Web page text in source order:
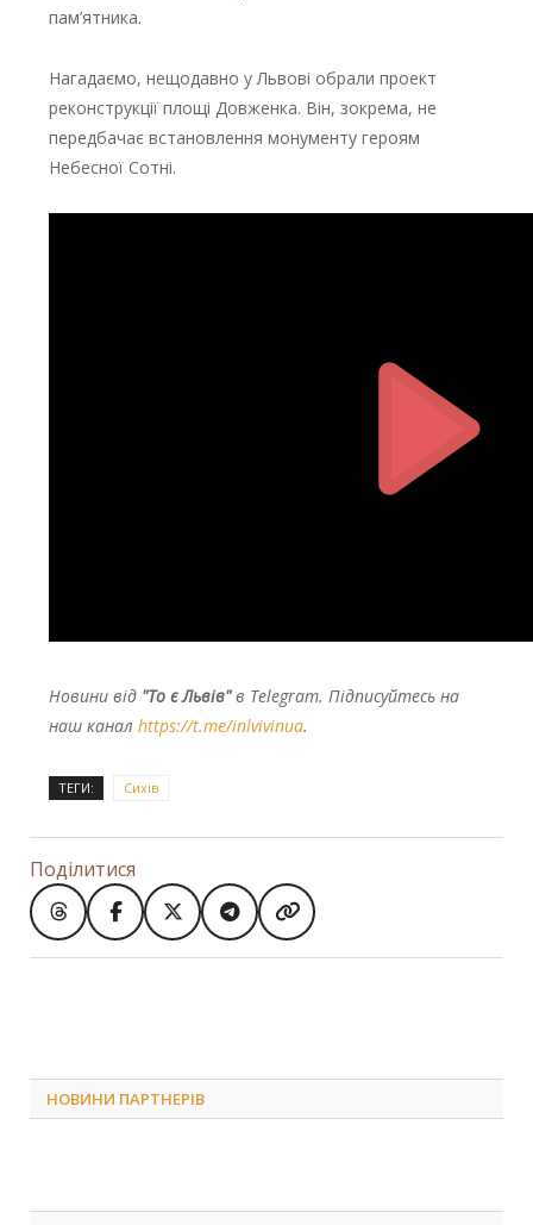
пам’ятника.
Нагадаємо, нещодавно у Львові обрали проект
реконструкції площі Довженка. Він, зокрема, не
передбачає встановлення монументу героям
Небесної Сотні.
Новини від "То є Львів"в Telegram. Підписуйтесь на
наш канал https://t.me/inlvivinua.
ТЕГИ: Сихів
Поділитися
НОВИНИ ПАРТНЕРІВ